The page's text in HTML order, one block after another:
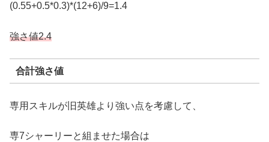
(0.55+0.5*0.3)*(12+6)/9=1.4
強さ値2.4
合計強さ値
専用スキルが旧英雄より強い点を考慮して、
専7シャーリーと組ませた場合は